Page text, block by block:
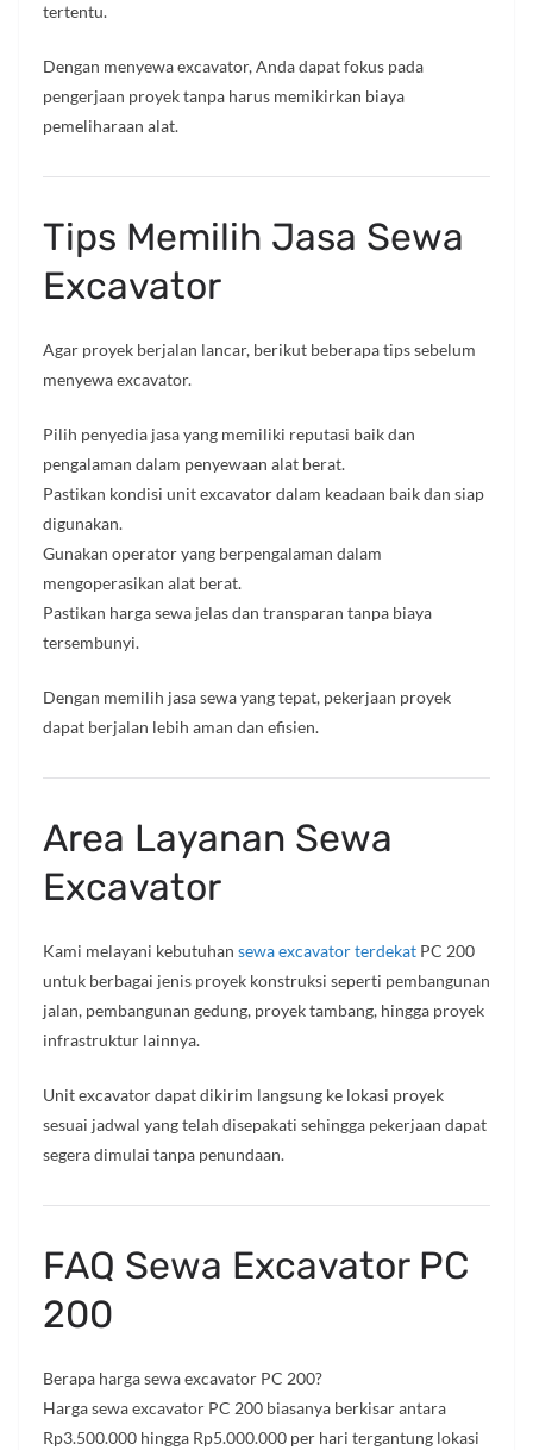
tertentu.
Dengan menyewa excavator, Anda dapat fokus pada
pengerjaan proyek tanpa harus memikirkan biaya
pemeliharaan alat.
Tips Memilih Jasa Sewa
Excavator
Agar proyek berjalan lancar, berikut beberapa tips sebelum
menyewa excavator.
Pilih penyedia jasa yang memiliki reputasi baik dan
pengalaman dalam penyewaan alat berat.
Pastikan kondisi unit excavator dalam keadaan baik dan siap
digunakan.
Gunakan operator yang berpengalaman dalam
mengoperasikan alat berat.
Pastikan harga sewa jelas dan transparan tanpa biaya
tersembunyi.
Dengan memilih jasa sewa yang tepat, pekerjaan proyek
dapat berjalan lebih aman dan efisien.
Area Layanan Sewa
Excavator
Kami melayani kebutuhan sewa excavator terdekat PC 200
untuk berbagai jenis proyek konstruksi seperti pembangunan
jalan, pembangunan gedung, proyek tambang, hingga proyek
infrastruktur lainnya.
Unit excavator dapat dikirim langsung ke lokasi proyek
sesuai jadwal yang telah disepakati sehingga pekerjaan dapat
segera dimulai tanpa penundaan.
FAQ Sewa Excavator PC
200
Berapa harga sewa excavator PC 200?
Harga sewa excavator PC 200 biasanya berkisar antara
Rp3.500.000 hingga Rp5.000.000 per hari tergantung lokasi